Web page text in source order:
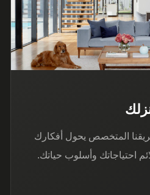
المتخصص يحول أفكارك
احتياجاتك وأسلوب حياتك.